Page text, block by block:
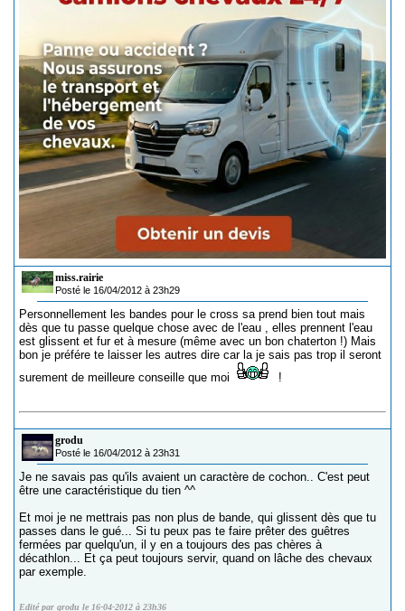
miss.rairie
Posté le 16/04/2012 à 23h29
Personnellement les bandes pour le cross sa prend bien tout mais
dès que tu passe quelque chose avec de l'eau , elles prennent l'eau
est glissent et fur et à mesure (même avec un bon chaterton !) Mais
bon je préfére te laisser les autres dire car la je sais pas trop il seront
surement de meilleure conseille que moi
!
grodu
Posté le 16/04/2012 à 23h31
Je ne savais pas qu'ils avaient un caractère de cochon.. C'est peut
être une caractéristique du tien ^^
Et moi je ne mettrais pas non plus de bande, qui glissent dès que tu
passes dans le gué... Si tu peux pas te faire prêter des guêtres
fermées par quelqu'un, il y en a toujours des pas chères à
décathlon... Et ça peut toujours servir, quand on lâche des chevaux
par exemple.
Edité par grodu le 16-04-2012 à 23h36